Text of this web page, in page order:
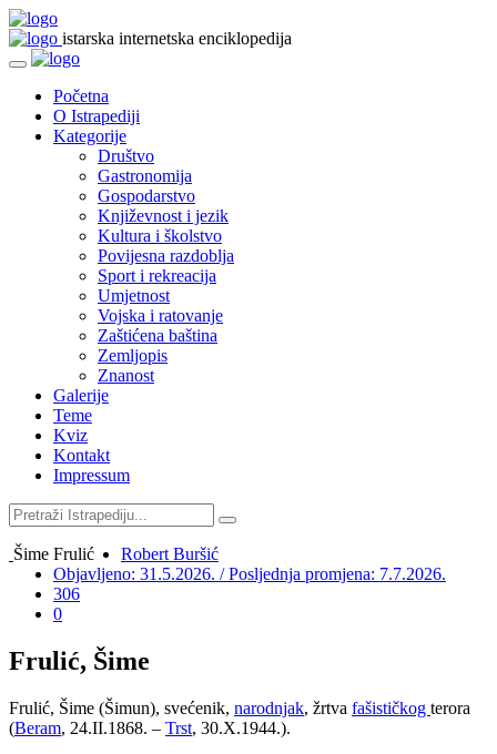
istarska internetska enciklopedija
Početna
O Istrapediji
Kategorije
Društvo
Gastronomija
Gospodarstvo
Književnost i jezik
Kultura i školstvo
Povijesna razdoblja
Sport i rekreacija
Umjetnost
Vojska i ratovanje
Zaštićena baština
Zemljopis
Znanost
Galerije
Teme
Kviz
Kontakt
Impressum
Šime Frulić
Robert Buršić
Objavljeno: 31.5.2026. / Posljednja promjena: 7.7.2026.
306
0
Frulić, Šime
Frulić, Šime (Šimun), svećenik, narodnjak, žrtva fašističkog terora
(Beram, 24.II.1868. – Trst, 30.X.1944.).